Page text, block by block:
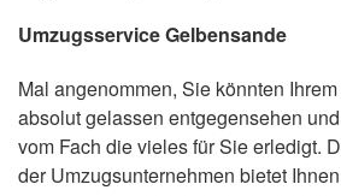
Umzugsservice Gelbensande
Mal angenommen, Sie könnten
absolut gelassen entgegensehen
vom Fach die vieles für Sie erledigt.
der Umzugsunternehmen bietet